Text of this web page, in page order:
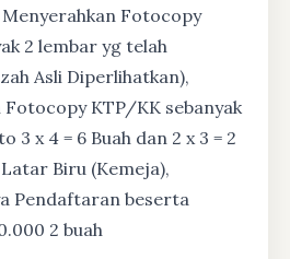
Fotocopy
2 lembar yg telah
Asli Diperlihatkan),
Fotocopy KTP/KK sebanyak
3 x 4 = 6 Buah dan 2 x 3 = 2
Biru (Kemeja),
Pendaftaran beserta
2 buah